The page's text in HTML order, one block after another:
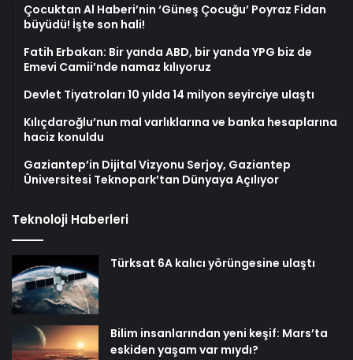
Çocuktan Al Haberi’nin ‘Güneş Çocuğu’ Poyraz Fidan
büyüdü! İşte son hali!
Fatih Erbakan: Bir yanda ABD, bir yanda YPG biz de
Emevi Camii’nde namaz kılıyoruz
Devlet Tiyatroları 10 yılda 14 milyon seyirciye ulaştı
Kılıçdaroğlu’nun mal varlıklarına ve banka hesaplarına
haciz konuldu
Gaziantep’in Dijital Vizyonu Serjoy, Gaziantep
Üniversitesi Teknopark’tan Dünyaya Açılıyor
Teknoloji Haberleri
Türksat 6A kalıcı yörüngesine ulaştı
Bilim insanlarından yeni keşif: Mars’ta
eskiden yaşam var mıydı?